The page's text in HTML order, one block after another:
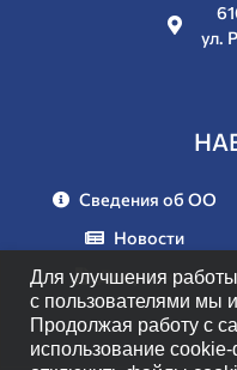
ул.
Сведения об ОО
Новости
Документы
Для улучшения
с пользователями мы
Продолжая работу с
использование